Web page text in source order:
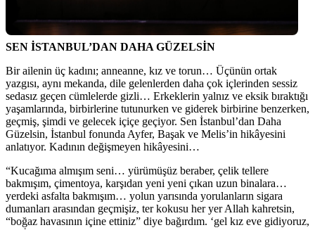
SEN İSTANBUL’DAN DAHA GÜZELSİN
Bir ailenin üç kadını; anneanne, kız ve torun… Üçünün ortak
yazgısı, aynı mekanda, dile gelenlerden daha çok içlerinden sessiz
sedasız geçen cümlelerde gizli… Erkeklerin yalnız ve eksik bıraktığı
yaşamlarında, birbirlerine tutunurken ve giderek birbirine benzerken,
geçmiş, şimdi ve gelecek içiçe geçiyor. Sen İstanbul’dan Daha
Güzelsin, İstanbul fonunda Ayfer, Başak ve Melis’in hikâyesini
anlatıyor. Kadının değişmeyen hikâyesini…
“Kucağıma almışım seni… yürümüşüz beraber, çelik tellere
bakmışım, çimentoya, karşıdan yeni yeni çıkan uzun binalara…
yerdeki asfalta bakmışım… yolun yarısında yorulanların sigara
dumanları arasından geçmişiz, ter kokusu her yer Allah kahretsin,
“boğaz havasının içine ettiniz” diye bağırdım. ‘gel kız eve gidiyoruz,